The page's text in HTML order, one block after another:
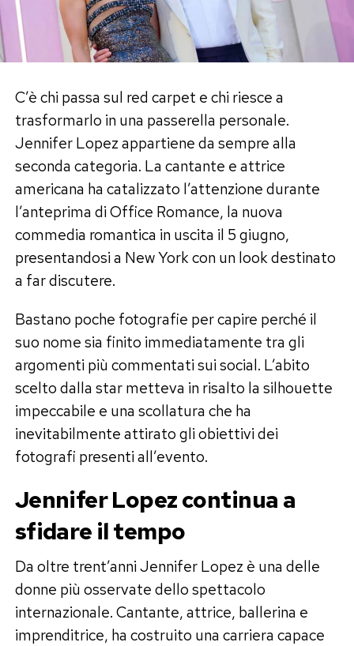
C’è chi passa sul red carpet e chi riesce a
trasformarlo in una passerella personale.
Jennifer Lopez appartiene da sempre alla
seconda categoria. La cantante e attrice
americana ha catalizzato l’attenzione durante
l’anteprima di Office Romance, la nuova
commedia romantica in uscita il 5 giugno,
presentandosi a New York con un look destinato
a far discutere.
Bastano poche fotografie per capire perché il
suo nome sia finito immediatamente tra gli
argomenti più commentati sui social. L’abito
scelto dalla star metteva in risalto la silhouette
impeccabile e una scollatura che ha
inevitabilmente attirato gli obiettivi dei
fotografi presenti all’evento.
Jennifer Lopez continua a
sfidare il tempo
Da oltre trent’anni Jennifer Lopez è una delle
donne più osservate dello spettacolo
internazionale. Cantante, attrice, ballerina e
imprenditrice, ha costruito una carriera capace